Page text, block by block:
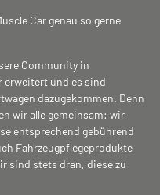
Car genau so gerne
Community in
erweitert und es sind
dazugekommen. Denn
wir alle gemeinsam: wir
entsprechend gebührend
Fahrzeugpflegeprodukte
sind stets dran, diese zu